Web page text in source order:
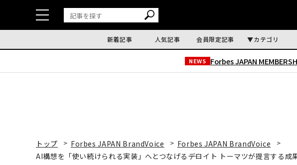
新着記事 人気記事 会員限定記事 カテゴリ
NEWS Forbes JAPAN
トップ Forbes JAPAN BrandVoice
Forbes JAPAN BrandVoice
AI構想を「使い続けられる実装」へとつなげる――デロイト トーマツが提言する